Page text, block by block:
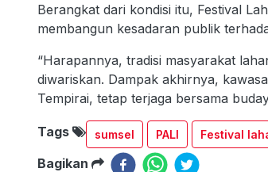
Berangkat dari kondisi itu, Festival
membangun kesadaran publik
“Harapannya, tradisi masyarakat
diwariskan. Dampak akhirnya,
Tempirai, tetap terjaga bersama
Tags sumsel PALI Festival
Bagikan